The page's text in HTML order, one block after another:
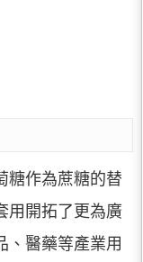
糖作為蔗糖的替
用開拓了更為廣
、醫藥等產業用